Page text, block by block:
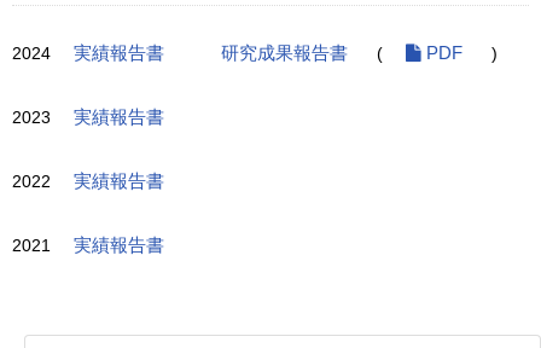
2024 実績報告書 研究成果報告書 ( PDF )
2023 実績報告書
2022 実績報告書
2021 実績報告書